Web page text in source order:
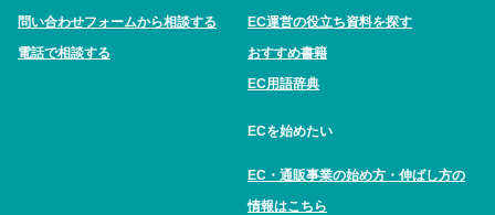
問い合わせフォームから相談する
電話で相談する
EC運営の役立ち資料を探す
おすすめ書籍
EC用語辞典
ECを始めたい
EC・通販事業の始め方・伸ばし方の
情報はこちら